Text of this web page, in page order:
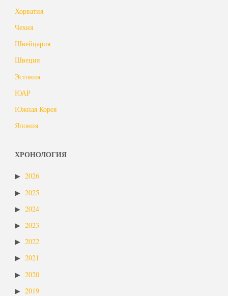
Хорватия
Чехия
Швейцария
Швеция
Эстония
ЮАР
Южная Корея
Япония
ХРОНОЛОГИЯ
2026
2025
2024
2023
2022
2021
2020
2019